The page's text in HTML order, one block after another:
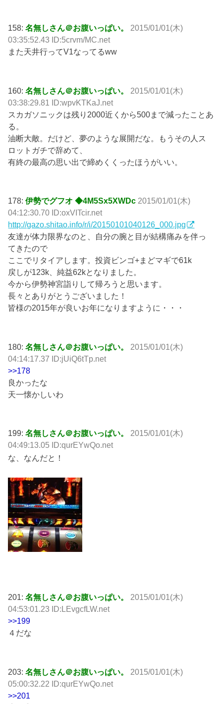
158:名無しさん＠お腹いっぱい。
2015/01/01(木)
03:35:52.43 ID:5crvm/MC.net
また天井行ってV1なってるww
160:名無しさん＠お腹いっぱい。
2015/01/01(木)
03:38:29.81 ID:wpvKTKaJ.net
スカガソニックは残り2000近くから500まで減ったことあ
る。
油断大敵。だけど、夢のような展開だな。もうその人ス
ロットガチで辞めて、
有終の最高の思い出で締めくくったほうがいい。
178:伊勢でグフオ ◆4M5Sx5XWDc 2015/01/01(木)
04:12:30.70 ID:oxVITcir.net
http://gazo.shitao.info/r/i/20150101040126_000.jpg
友達が体力限界なのと、自分の腕と目が結構痛みを伴っ
てきたので
ここでリタイアします。投資ビンゴ+まどマギで61k
戻しが123k、純益62kとなりました。
今から伊勢神宮詣りして帰ろうと思います。
長々とありがとうございました！
皆様の2015年が良いお年になりますように・・・
180:名無しさん＠お腹いっぱい。
2015/01/01(木)
04:14:17.37 ID:jUiQ6tTp.net
>>178
良かったな
天一懐かしいわ
199:名無しさん＠お腹いっぱい。
2015/01/01(木)
04:49:13.05 ID:qurEYwQo.net
な、なんだと！
201:名無しさん＠お腹いっぱい。
2015/01/01(木)
04:53:01.23 ID:LEvgcfLW.net
>>199
４だな
203:名無しさん＠お腹いっぱい。
2015/01/01(木)
05:00:32.22 ID:qurEYwQo.net
>>201